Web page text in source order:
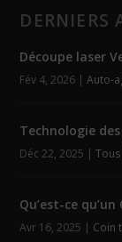
DERNIERS
Découpe laser
Fév 4, 2026 |Auto-
Technologie
Déc 22, 2025 |
Qu’est-ce qu’un
Avr 16, 2025 | Coin